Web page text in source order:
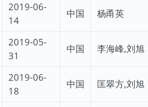
2019-06-
14
中国 杨甬英
2019-05-
31
中国 李海峰,刘旭
2019-06-
18
中国 匡翠方,刘旭